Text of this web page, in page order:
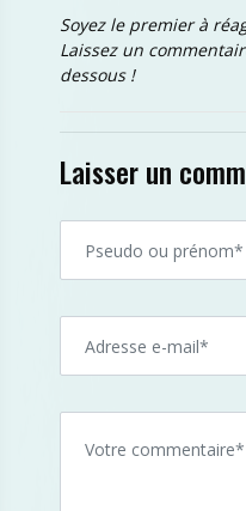
Soyez le premier à
Laissez un
dessous !
Laisser un